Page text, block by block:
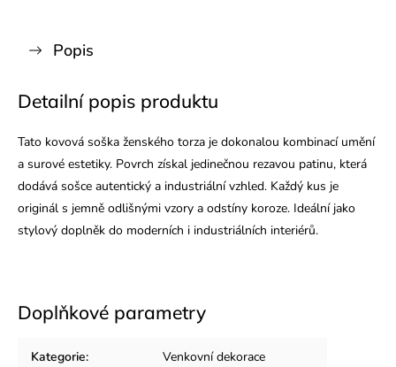
Popis
Detailní popis produktu
Tato kovová soška ženského torza je dokonalou kombinací umění
a surové estetiky. Povrch získal jedinečnou rezavou patinu, která
dodává sošce autentický a industriální vzhled. Každý kus je
originál s jemně odlišnými vzory a odstíny koroze. Ideální jako
stylový doplněk do moderních i industriálních interiérů.
Doplňkové parametry
Kategorie: Venkovní dekorace